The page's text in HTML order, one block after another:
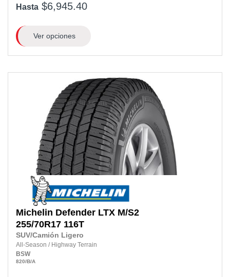
Hasta $6,945.40
Ver opciones
Michelin Defender LTX M/S2
255/70R17 116T
SUV/Camión Ligero
All-Season / Highway Terrain
BSW
820/B/A